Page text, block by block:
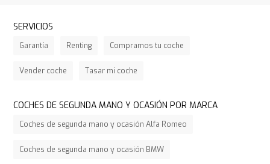
SERVICIOS
Garantía Renting Compramos tu coche
Vender coche Tasar mi coche
COCHES DE SEGUNDA MANO Y OCASIÓN POR MARCA
Coches de segunda mano y ocasión Alfa Romeo
Coches de segunda mano y ocasión BMW